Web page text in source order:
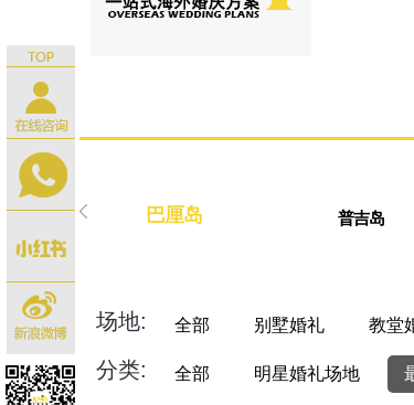
巴厘岛 普吉岛
场地: 全部 别墅婚礼 教堂
分类: 全部 明星婚礼场地